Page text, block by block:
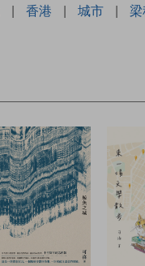
| 香港 | 城市 |